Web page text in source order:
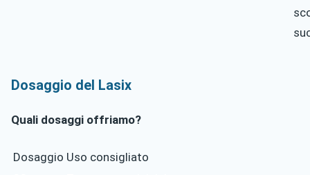
Dosaggio del Lasix
Quali dosaggi offriamo?
Dosaggio Uso consigliato